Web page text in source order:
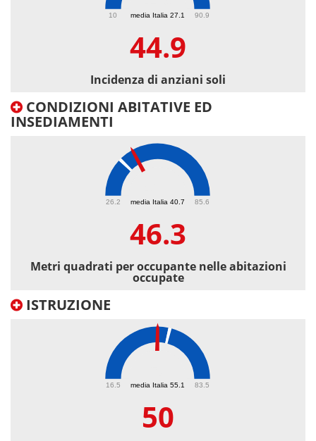
media Italia 27.1
10 90.9
44.9
Incidenza di anziani soli
CONDIZIONI ABITATIVE ED
INSEDIAMENTI
media Italia 40.7
26.2 85.6
46.3
Metri quadrati per occupante nelle abitazioni
occupate
ISTRUZIONE
media Italia 55.1
16.5 83.5
50